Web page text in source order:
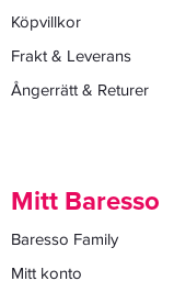
Köpvillkor
Frakt & Leverans
Ångerrätt & Returer
Mitt Baresso
Baresso Family
Mitt konto